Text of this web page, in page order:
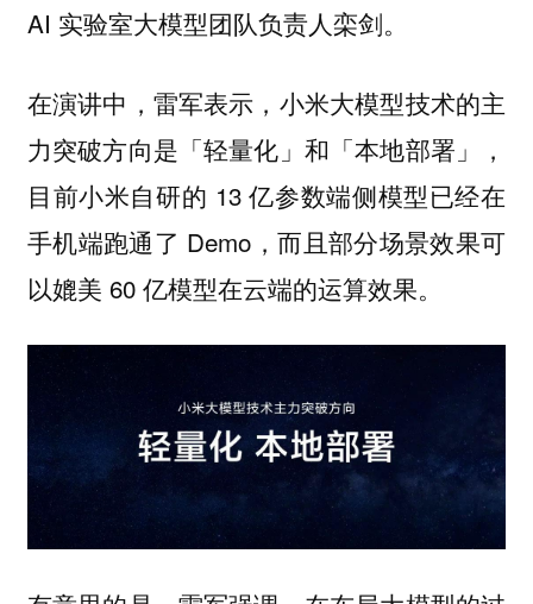
AI 实验室大模型团队负责人栾剑。
在演讲中，雷军表示，小米大模型技术的主
力突破方向是「轻量化」和「本地部署」，
目前小米自研的 13 亿参数端侧模型已经在
手机端跑通了 Demo，而且部分场景效果可
以媲美 60 亿模型在云端的运算效果。